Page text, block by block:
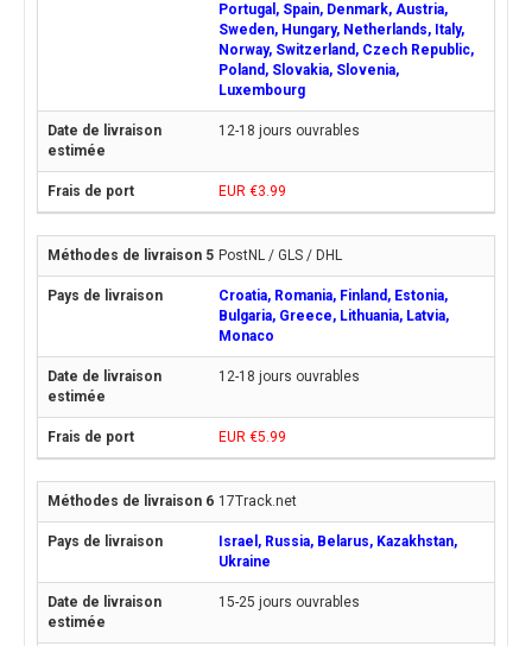
Portugal, Spain, Denmark, Austria,
Sweden, Hungary, Netherlands, Italy,
Norway, Switzerland, Czech Republic,
Poland, Slovakia, Slovenia,
Luxembourg
12-18 jours ouvrables
EUR €3.99
PostNL / GLS / DHL
Croatia, Romania, Finland, Estonia,
Bulgaria, Greece, Lithuania, Latvia,
Monaco
12-18 jours ouvrables
EUR €5.99
17Track.net
Israel, Russia, Belarus, Kazakhstan,
Ukraine
15-25 jours ouvrables